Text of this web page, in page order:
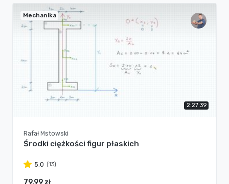
Mechanika
2:27:39
Rafał Mstowski
Środki ciężkości figur płaskich
5.0 (13)
79.99 zł